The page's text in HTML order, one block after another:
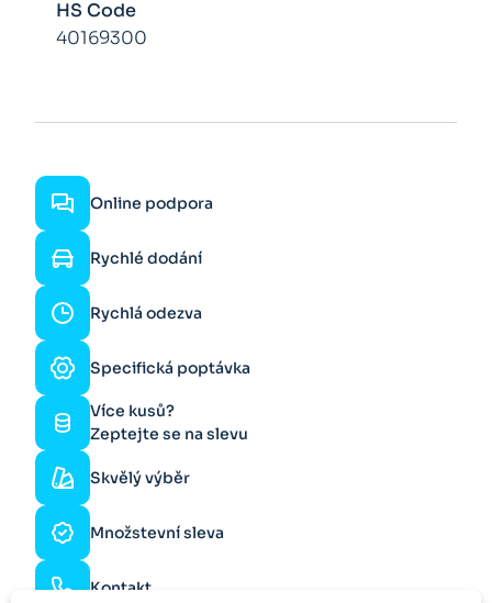
HS Code
40169300
Online podpora
Rychlé dodání
Rychlá odezva
Specifická poptávka
Více kusů?
Zeptejte se na slevu
Skvělý výběr
Množstevní sleva
Kontakt